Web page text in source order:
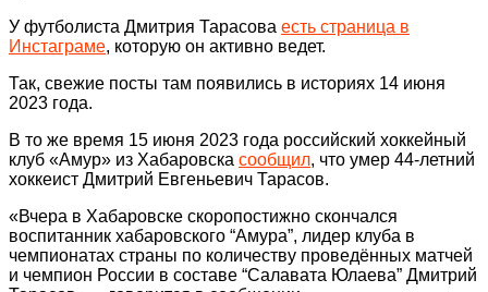
У футболиста Дмитрия Тарасова есть страница в
Инстаграме, которую он активно ведет.
Так, свежие посты там появились в историях 14 июня
2023 года.
В то же время 15 июня 2023 года российский хоккейный
клуб «Амур» из Хабаровска сообщил, что умер 44-летний
хоккеист Дмитрий Евгеньевич Тарасов.
«Вчера в Хабаровске скоропостижно скончался
воспитанник хабаровского “Амура”, лидер клуба в
чемпионатах страны по количеству проведённых матчей
и чемпион России в составе “Салавата Юлаева” Дмитрий